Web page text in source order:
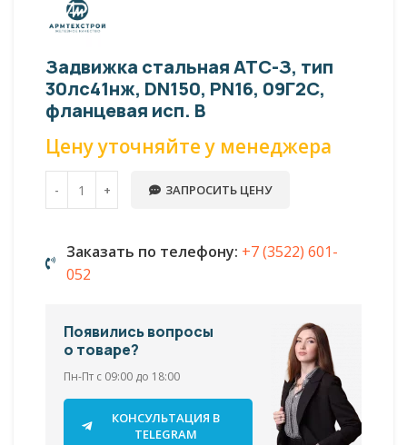
Задвижка стальная АТС-З, тип
30лс41нж, DN150, PN16, 09Г2С,
фланцевая исп. В
Цену уточняйте у менеджера
ЗАПРОСИТЬ ЦЕНУ
Заказать по телефону: +7 (3522) 601-
052
Появились вопросы
о товаре?
Пн-Пт с 09:00 до 18:00
КОНСУЛЬТАЦИЯ В
TELEGRAM